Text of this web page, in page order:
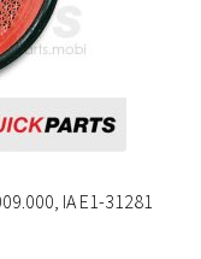
IA E1-31281